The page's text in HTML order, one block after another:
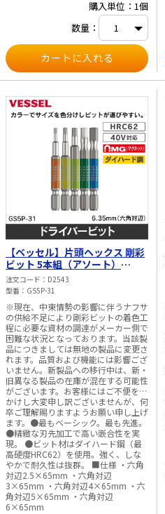
購入単位：1個
数量：
【ベッセル】片頭ヘックス 剛彩
ビット 5本組（アソート）
GS5P-31
注文コード
D2543
型番
GS5P-31
※現在、中東情勢の影響に伴うナフサ
の供給不足により剛彩ビットの着色工
程に必要な資材の調達がメーカー側で
困難な状況となっております。当該製
品につきましては無地の製品に変更さ
れます。品質および機能には影響ござ
いません。新製品への移行中は、新・
旧異なる製品の在庫が混在する可能性
がございます。お客様にはご不便をお
かけし大変申し訳ございませんが、何
卒ご理解賜りますようお願い申し上げ
ます。●最もベーシック。最も先進。
●精緻な刃先加工で高い嵌合性を実
現。 ●ビット材はダイハード鋼（最
高硬度HRC62）を使用。強く、しな
やかで耐久性は抜群。 ■仕様 ・六角
対辺2.5×65mm ・六角対辺
3×65mm ・六角対辺4×65mm ・六
角対辺5×65mm ・六角対辺
6×65mm